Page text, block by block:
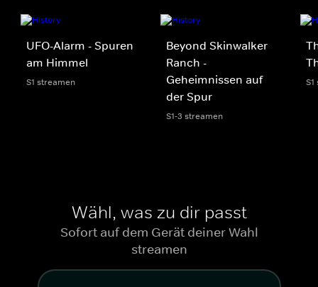
UFO-Alarm - Spuren
am Himmel
S1 streamen
Beyond Skinwalker
Ranch -
Geheimnissen auf
der Spur
S1-3 streamen
Wähl, was zu dir passt
Sofort auf dem Gerät deiner Wahl
streamen